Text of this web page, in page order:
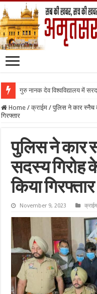
गुरु नानक देव विश्वविद्यालय में
Home / क्राईम / पुलिस ने कार स्नैच
गिरफ्तार
पुलिस ने कार
सदस्य गिरोह
किया गिरफ्तार
November 9, 2023 क्राईम